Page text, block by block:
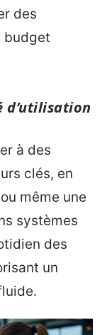
des
budget
d’utilisation
à des
clés, en
même une
systèmes
des
un